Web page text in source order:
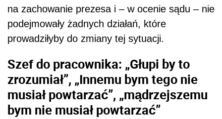
na zachowanie prezesa i – w ocenie sądu – nie
podejmowały żadnych działań, które
prowadziłyby do zmiany tej sytuacji.
Szef do pracownika: „Głupi by to
zrozumiał”, „Innemu bym tego nie
musiał powtarzać”, „mądrzejszemu
bym nie musiał powtarzać”